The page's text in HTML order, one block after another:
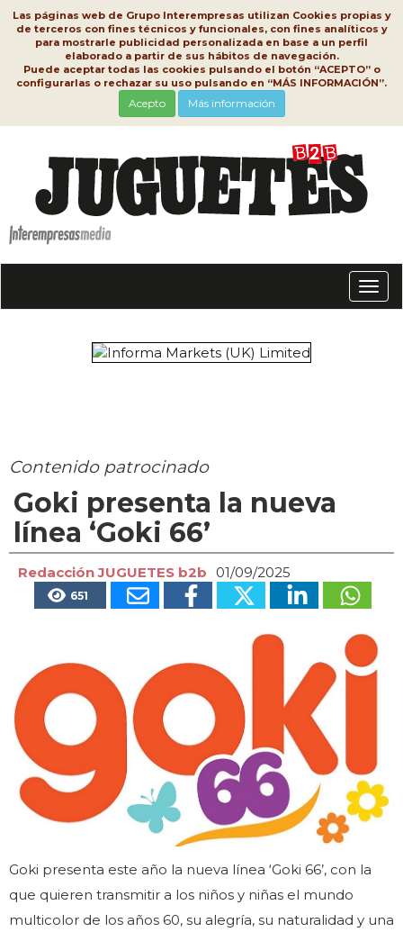
Las páginas web de Grupo Interempresas utilizan Cookies propias y
de terceros con fines técnicos y funcionales, con fines analíticos y
para mostrarle publicidad personalizada en base a un perfil
elaborado a partir de sus hábitos de navegación.
Puede aceptar todas las cookies pulsando el botón “ACEPTO” o
configurarlas o rechazar su uso pulsando en “MÁS INFORMACIÓN”.
Acepto Más información
Contenido patrocinado
Goki presenta la nueva
línea ‘Goki 66’
Redacción JUGUETES b2b 01/09/2025
651
Goki presenta este año la nueva línea ‘Goki 66’, con la
que quieren transmitir a los niños y niñas el mundo
multicolor de los años 60, su alegría, su naturalidad y una